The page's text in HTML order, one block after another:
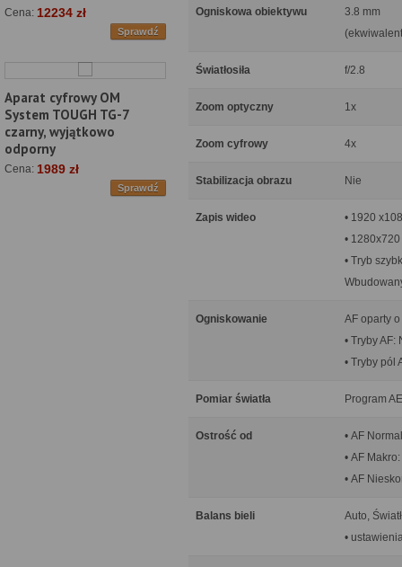
Cena: 12234 zł
Sprawdź
Aparat cyfrowy OM
System TOUGH TG-7
czarny, wyjątkowo
odporny
Cena: 1989 zł
Sprawdź
Ogniskowa obiektywu
3.8 mm
Światłosiła f/2.8
Zoom optyczny 1x
Zoom cyfrowy 4x
Stabilizacja obrazu Nie
Zapis wideo
• 1920
•
• Tryb
Ogniskowanie
AF oparty
• Tryby
• Tryby pól
Pomiar światła Program
Ostrość od
• AF
• AF
• AF
Balans bieli
Auto,
•